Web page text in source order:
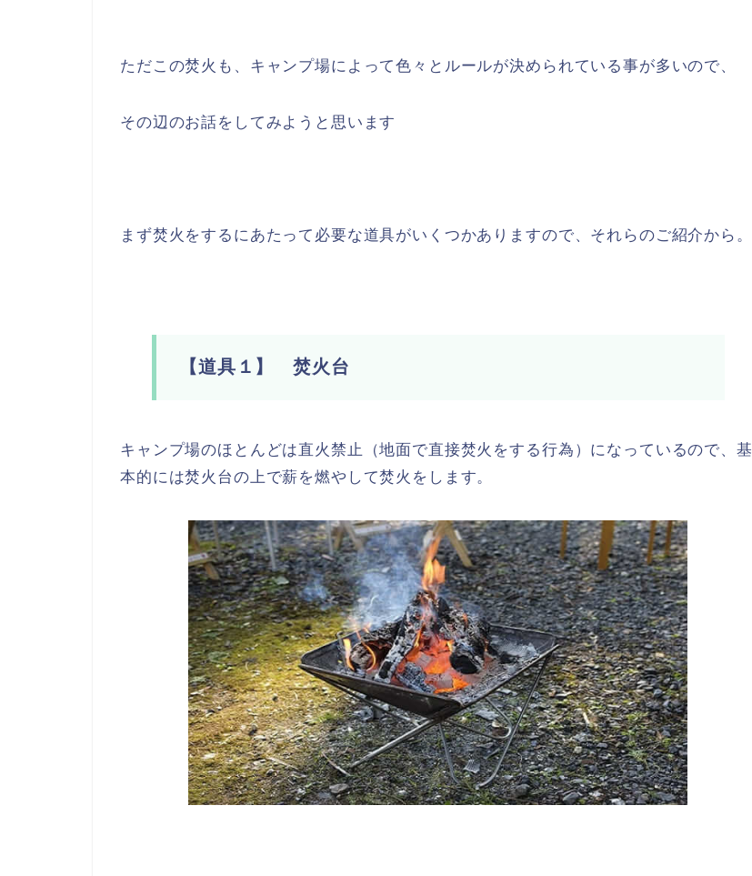
ただこの焚火も、キャンプ場によって色々とルールが決められている事が多いので、
その辺のお話をしてみようと思います
まず焚火をするにあたって必要な道具がいくつかありますので、それらのご紹介から。
【道具１】 焚火台
キャンプ場のほとんどは直火禁止（地面で直接焚火をする行為）になっているので、基
本的には焚火台の上で薪を燃やして焚火をします。